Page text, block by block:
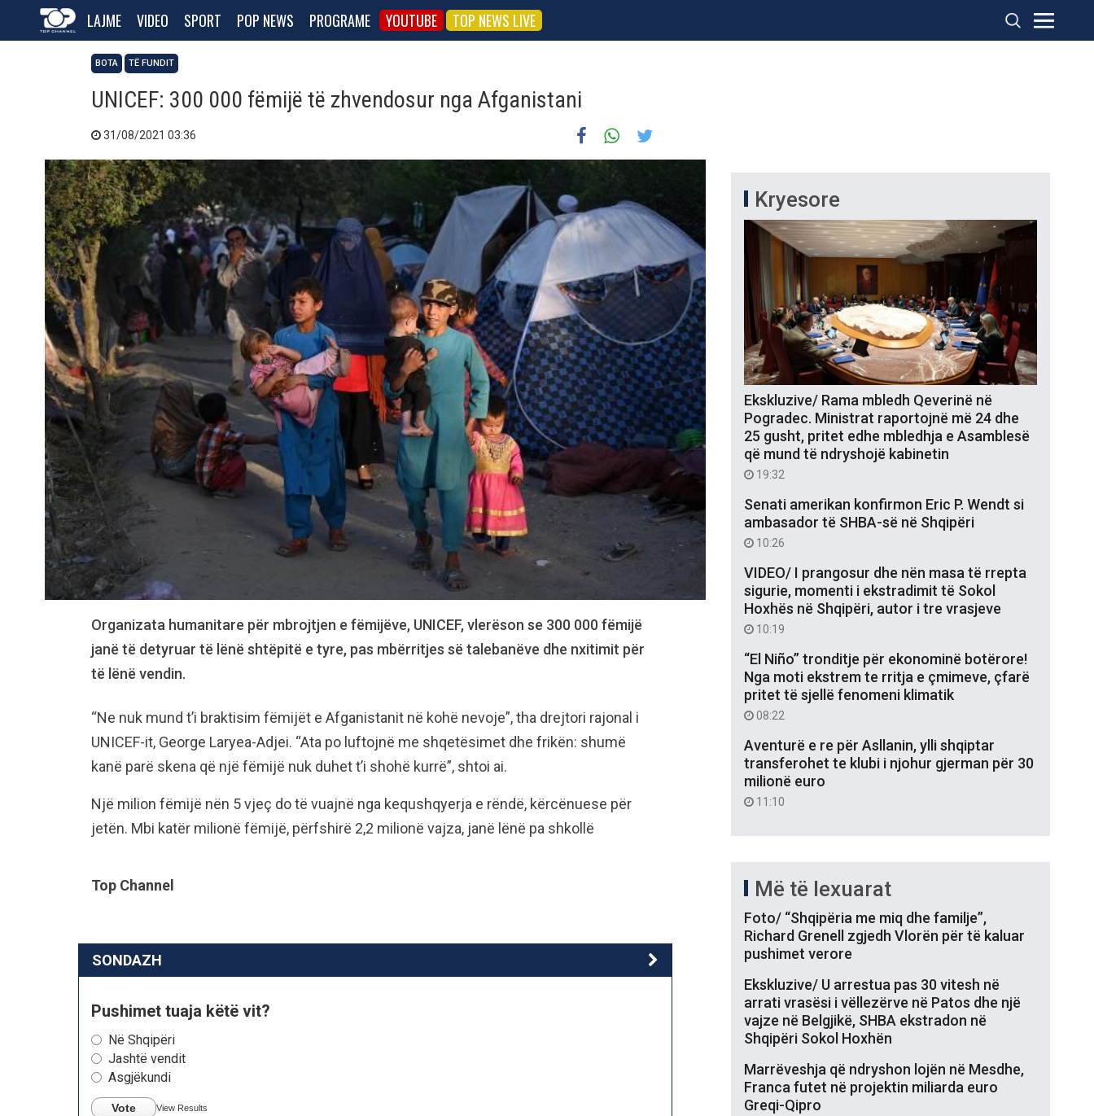
LAJME VIDEO SPORT POP NEWS PROGRAME YOUTUBE TOP NEWS LIVE
BOTA TË FUNDIT
UNICEF: 300 000 fëmijë të zhvendosur nga Afganistani
31/08/2021 03:36
Organizata humanitare për mbrojtjen e fëmijëve, UNICEF, vlerëson se 300 000 fëmijë
janë të detyruar të lënë shtëpitë e tyre, pas mbërritjes së talebanëve dhe nxitimit për
të lënë vendin.
“Ne nuk mund t’i braktisim fëmijët e Afganistanit në kohë nevoje”, tha drejtori rajonal i
UNICEF-it, George Laryea-Adjei. “Ata po luftojnë me shqetësimet dhe frikën: shumë
kanë parë skena që një fëmijë nuk duhet t’i shohë kurrë”, shtoi ai.
Një milion fëmijë nën 5 vjeç do të vuajnë nga kequshqyerja e rëndë, kërcënuese për
jetën. Mbi katër milionë fëmijë, përfshirë 2,2 milionë vajza, janë lënë pa shkollë
Top Channel
SONDAZH
Pushimet tuaja këtë vit?
Në Shqipëri
Jashtë vendit
Asgjëkundi
Vote View Results
Kryesore
Ekskluzive/ Rama mbledh Qeverinë në
Pogradec. Ministrat raportojnë më 24 dhe
25 gusht, pritet edhe mbledhja e Asamblesë
që mund të ndryshojë kabinetin
19:32
Senati amerikan konfirmon Eric P. Wendt si
ambasador të SHBA-së në Shqipëri
10:26
VIDEO/ I prangosur dhe nën masa të rrepta
sigurie, momenti i ekstradimit të Sokol
Hoxhës në Shqipëri, autor i tre vrasjeve
10:19
“El Niño” tronditje për ekonominë botërore!
Nga moti ekstrem te rritja e çmimeve, çfarë
pritet të sjellë fenomeni klimatik
08:22
Aventurë e re për Asllanin, ylli shqiptar
transferohet te klubi i njohur gjerman për 30
milionë euro
11:10
Më të lexuarat
Foto/ “Shqipëria me miq dhe familje”,
Richard Grenell zgjedh Vlorën për të kaluar
pushimet verore
Ekskluzive/ U arrestua pas 30 vitesh në
arrati vrasësi i vëllezërve në Patos dhe një
vajze në Belgjikë, SHBA ekstradon në
Shqipëri Sokol Hoxhën
Marrëveshja që ndryshon lojën në Mesdhe,
Franca futet në projektin miliarda euro
Greqi-Qipro